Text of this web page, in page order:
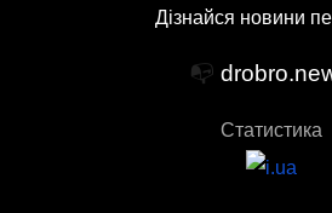
Дізнайся новини
📭
Статистика